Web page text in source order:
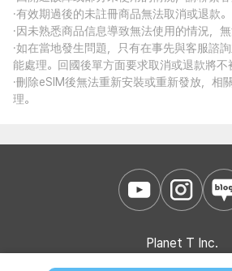
·有效期過後的未註冊商品無法取消或退款。
·因未熟悉商品信息導致無法使用的情況，無
·如在當地發生問題，只有在事先與客服諮
能處理。回國後單方面要求取消或退款將不
·刪除eSIM後無法重新安裝或重新發放，相
理。
Planet T Inc.